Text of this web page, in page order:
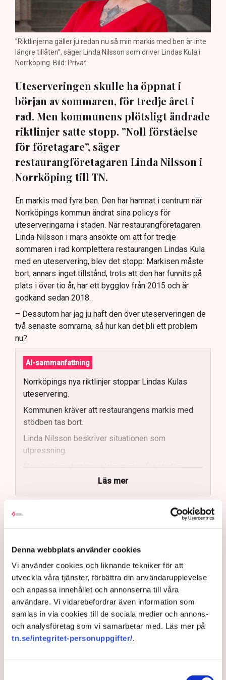
Denna webbplats använder cookies
Vi använder cookies och liknande tekniker för att
utveckla våra tjänster, förbättra din användarupplevelse
och anpassa innehållet och annonserna till våra
användare. Vi vidarebefordrar även information som
samlas in via cookies till de sociala medier och annons-
och analysföretag som vi samarbetar med. Läs mer på
tn.se/integritet-personuppgifter/.
”Riktlinjerna gäller ju redan nu så min markis med ben är inte
längre tillåten”, säger Linda Nilsson som driver Lindas Kula i
Norrköping. Bild: Privat
Uteserveringen skulle ha öppnat i
början av sommaren, för tredje året i
rad. Men kommunens plötsligt ändrade
riktlinjer satte stopp. ”Noll förståelse
för företagare”, säger
restaurangföretagaren Linda Nilsson i
Norrköping till TN.
En markis med fyra ben. Den har hamnat i centrum när
Norrköpings kommun ändrat sina policys för
uteserveringarna i staden. När restaurangföretagaren
Linda Nilsson i mars ansökte om att för tredje
sommaren i rad komplettera restaurangen Lindas Kula
med en uteservering, blev det stopp: Markisen måste
bort, annars inget tillstånd, trots att den har funnits på
plats i över tio år, har ett bygglov från 2015 och är
godkänd sedan 2018.
– Dessutom har jag ju haft den över uteserveringen de
två senaste somrarna, så hur kan det bli ett problem
nu?
AI-sammanfattning
Norrköpings nya riktlinjer stoppar Lindas Kulas
uteservering.
Kommunen kräver att restaurangens markis med
stödben tas bort.
Linda Nilsson beskriver situationen som
utpressning.
Flera krögare kritiserar kommunen för otydlig
Kommunen vill skapa enhetliga regler för
Läs mer
Bakgrunden är att Norrköpings kommun gjort en
översyn och revidering av de regler som gäller för
ska vara enhetliga och enkla att leva upp till.
– Tidigare har det varit ett problem i Norrköping med en
godtycklighet kring den här branschen, där kommunen
tillåtit vissa krögare att göra saker som andra inte fått
göra utan att kunna motivera det på ett rimligt sätt,
säger Johan Gustafsson, Svenskt Näringslivs
regionchef i Östergötland.
Upprörda företagare
I korthet innebär förändringen att en del av det som